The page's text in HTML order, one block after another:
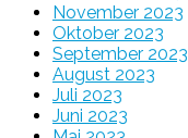
November 2023
Oktober 2023
September 2023
August 2023
Juli 2023
Juni 2023